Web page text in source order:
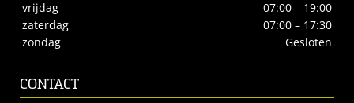
vrijdag
07:00 – 19:00
zaterdag
07:00 – 17:30
zondag
Gesloten
CONTACT